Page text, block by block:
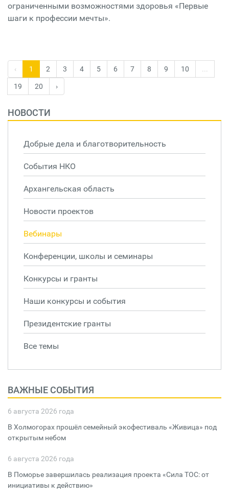
ограниченными возможностями здоровья «Первые
шаги к профессии мечты».
‹ 1 2 3 4 5 6 7 8 9 10
19 20 ›
НОВОСТИ
Добрые дела и благотворительность
События НКО
Архангельская область
Новости проектов
Вебинары
Конференции, школы и семинары
Конкурсы и гранты
Наши конкурсы и события
Президентские гранты
Все темы
ВАЖНЫЕ СОБЫТИЯ
6 августа 2026 года
В Холмогорах прошёл семейный экофестиваль «Живица» под
открытым небом
6 августа 2026 года
В Поморье завершилась реализация проекта «Сила ТОС: от
инициативы к действию»